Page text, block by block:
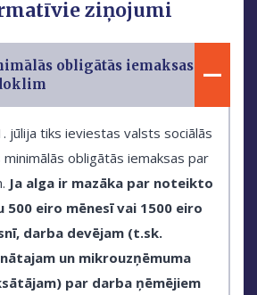
ziņojumi
obligātās iemaksas
jūlija tiks ieviestas valsts sociālās
minimālās obligātās iemaksas par
Ja alga ir mazāka par noteikto
500 eiro mēnesī vai 1500 eiro
darba devējam (t.sk.
un mikrouzņēmuma
par darba ņēmējiem